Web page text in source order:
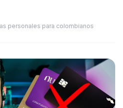
personales para colombianos